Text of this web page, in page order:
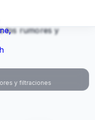
y filtraciones